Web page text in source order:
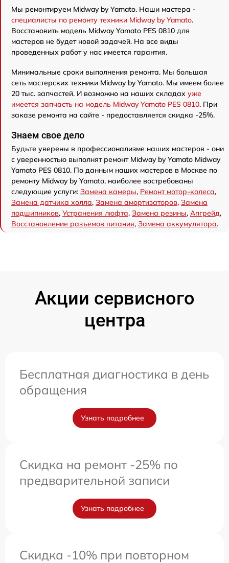
Мы ремонтируем Midway by Yamato. Наши мастера -
специалисты по ремонту техники Midway by Yamato.
Восстановить модель Midway Yamato PES 0810 для
мастеров не будет новой задачей. На все виды
проведенных работ у нас имеется гарантия.
Минимальные сроки выполнения ремонта. Мы большая
сеть мастерских техники Midway by Yamato. Мы имеем более
20 тыс. запчастей. И возможно на наших складах уже
имеется запчасть на модель Midway Yamato PES 0810. При
заказе ремонта на сайте - предоставляется скидка -25%.
Знаем свое дело
Будьте уверены в профессионализме наших мастеров - они
с уверенностью выполнят ремонт Midway by Yamato Midway
Yamato PES 0810. По данным наших мастеров в Москве по
ремонту Midway by Yamato, наиболее востребованы
следующие услуги: Замена камеры, Ремонт мотор-колеса,
Замена датчика холла, Замена амортизаторов, Замена
подшипников, Устранения люфта, Замена резины, Апгрейд,
Восстановление разъемов питания, Замена аккумулятора.
Акции сервисного
центра
Бесплатная диагностика в день
обращения
Узнать подробнее
Скидка на ремонт -25% по
предварительной записи
Узнать подробнее
Скидка -10% при повторном